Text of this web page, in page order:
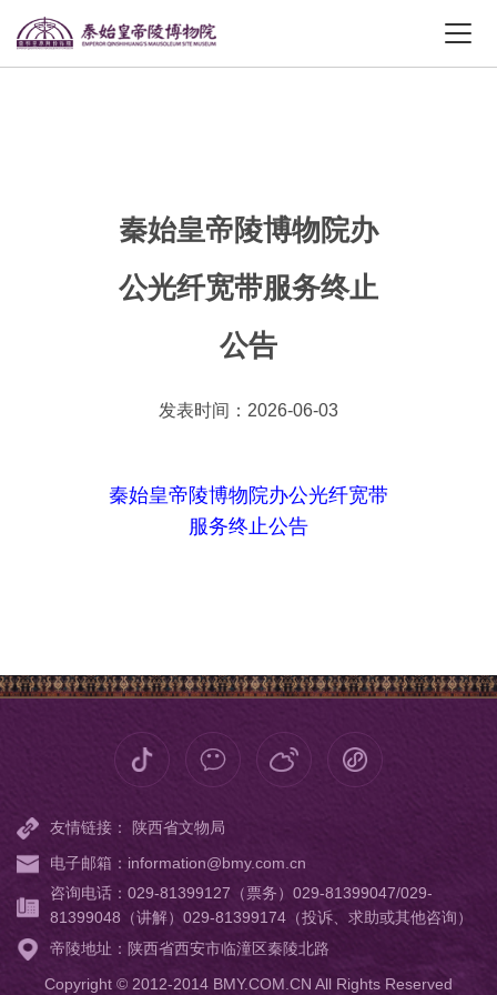
秦始皇帝陵博物院办
公光纤宽带服务终止
公告
发表时间：2026-06-03
秦始皇帝陵博物院办公光纤宽带
服务终止公告
友情链接： 陕西省文物局
电子邮箱：information@bmy.com.cn
咨询电话：029-81399127（票务）029-81399047/029-
81399048（讲解）029-81399174（投诉、求助或其他咨询）
帝陵地址：陕西省西安市临潼区秦陵北路
Copyright © 2012-2014 BMY.COM.CN All Rights Reserved